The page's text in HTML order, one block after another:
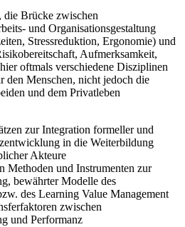
die Brücke zwischen
und Organisationsgestaltung
Stressreduktion, Ergonomie) und
Aufmerksamkeit,
oftmals verschiedene Disziplinen
den Menschen, nicht jedoch die
und dem Privatleben
zur Integration formeller und
in die Weiterbildung
Akteure
Methoden und Instrumenten zur
bewährter Modelle des
des Learning Value Management
zwischen
und Performanz